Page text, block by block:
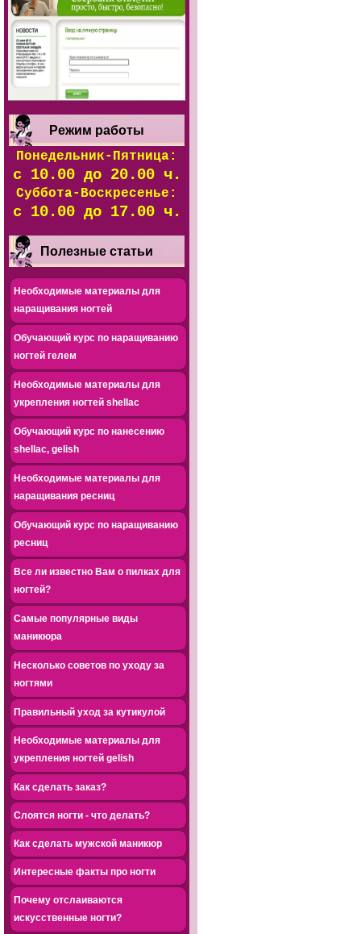
Режим работы
Понедельник-Пятница:
с 10.00 до 20.00 ч.
Суббота-Воскресенье:
с 10.00 до 17.00 ч.
Полезные статьи
Необходимые материалы для
наращивания ногтей
Обучающий курс по наращиванию
ногтей гелем
Необходимые материалы для
укрепления ногтей shellac
Обучающий курс по нанесению
shellac, gelish
Необходимые материалы для
наращивания ресниц
Обучающий курс по наращиванию
ресниц
Все ли известно Вам о пилках для
ногтей?
Самые популярные виды
маникюра
Несколько советов по уходу за
ногтями
Правильный уход за кутикулой
Необходимые материалы для
укрепления ногтей gelish
Как сделать заказ?
Слоятся ногти - что делать?
Как сделать мужской маникюр
Интересные факты про ногти
Почему отслаиваются
искусственные ногти?